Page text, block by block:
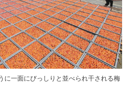
に一面にびっしりと並べられ干される梅